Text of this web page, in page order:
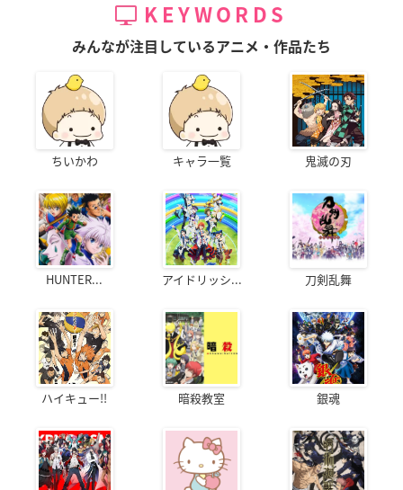
KEYWORDS
みんなが注目しているアニメ・作品たち
ちいかわ キャラ一覧 鬼滅の刃
HUNTER... アイドリッシ... 刀剣乱舞
ハイキュー!! 暗殺教室 銀魂